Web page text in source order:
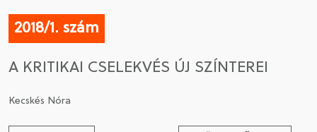
2018/1. szám
A KRITIKAI CSELEKVÉS ÚJ SZÍNTEREI
Kecskés Nóra